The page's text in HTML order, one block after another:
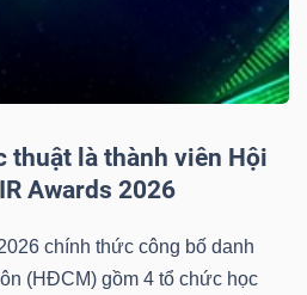
thuật là thành viên Hội
Awards 2026
chính thức công bố danh
(HĐCM) gồm 4 tổ chức học